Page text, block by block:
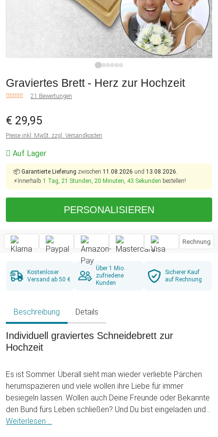
Graviertes Brett - Herz zur Hochzeit
21 Bewertungen
€ 29,95
Preise inkl. MwSt. zzgl. Versandkosten
Auf Lager
📦 Garantierte Lieferung zwischen 11.08.2026 und 13.08.2026.
⚡Innerhalb 1 Tag, 21 Stunden, 20 Minuten, 42 Sekunden bestellen!
PERSONALISIEREN
Rechnung
Kostenloser
Versand ab 50 €
Über 1 Mio.
zufriedene
Kunden
Sicherer Kauf
auf Rechnung
Beschreibung Details
Individuell graviertes Schneidebrett zur
Hochzeit
Es ist Sommer. Überall sieht man wieder verliebte Pärchen
herumspazieren und viele wollen ihre Liebe für immer
besiegeln lassen. Wollen auch Deine Freunde oder Bekannte
den Bund fürs Leben schließen? Und Du bist eingeladen und
suchst noch nach einem persönlichen und romantischen
Weiterlesen ...